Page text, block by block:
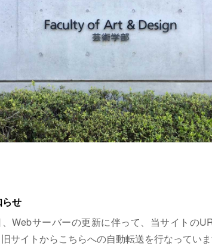
せ
Webサーバーの更新に伴って、当サイトの
サイトからこちらへの自動転送を行なってい